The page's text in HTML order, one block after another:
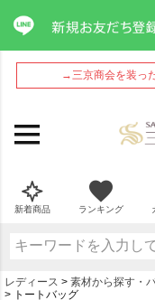
→三京商会を装っ
新着商品 ランキング
レディース 素材から探す・
トートバッグ